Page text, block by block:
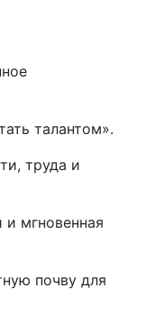
талантом».
труда и
мгновенная
почву для